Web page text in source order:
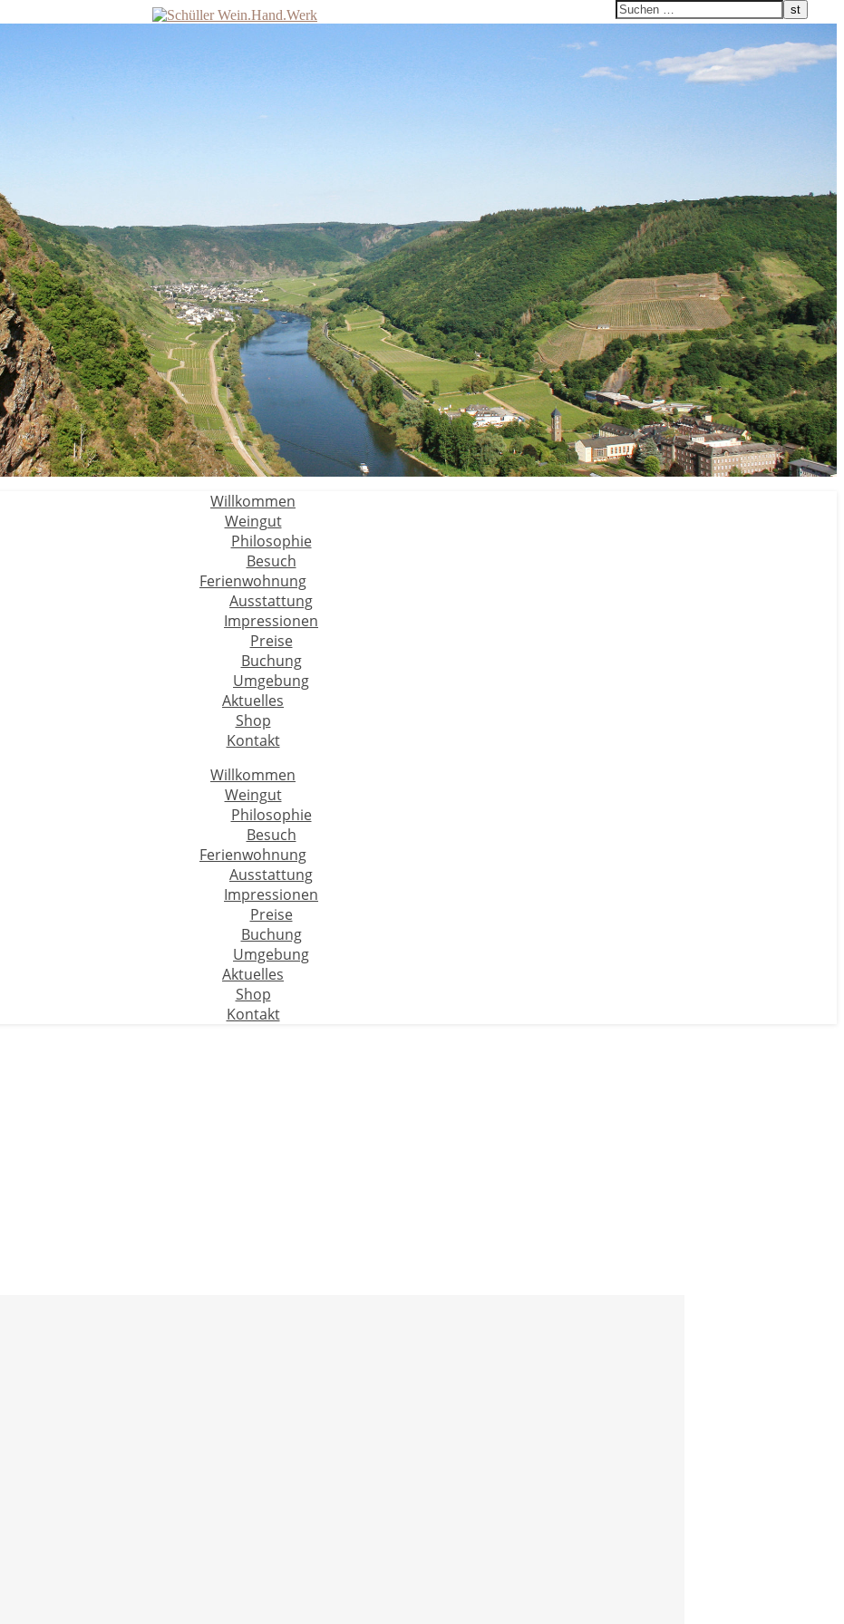
Willkommen
Weingut
Philosophie
Besuch
Ferienwohnung
Ausstattung
Impressionen
Preise
Buchung
Umgebung
Aktuelles
Shop
Kontakt
Willkommen
Weingut
Philosophie
Besuch
Ferienwohnung
Ausstattung
Impressionen
Preise
Buchung
Umgebung
Aktuelles
Shop
Kontakt